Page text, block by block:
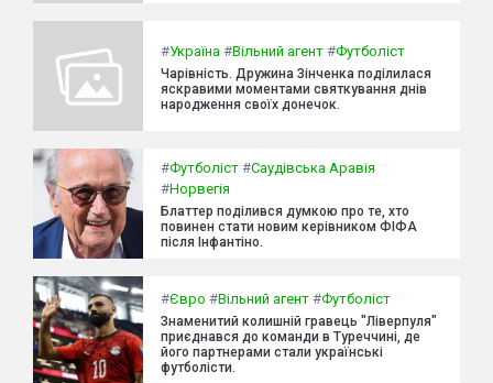
#Україна #Вільний агент #Футболіст
Чарівність. Дружина Зінченка поділилася
яскравими моментами святкування днів
народження своїх донечок.
#Футболіст #Саудівська Аравія
#Норвегія
Блаттер поділився думкою про те, хто
повинен стати новим керівником ФІФА
після Інфантіно.
#Євро #Вільний агент #Футболіст
Знаменитий колишній гравець "Ліверпуля"
приєднався до команди в Туреччині, де
його партнерами стали українські
футболісти.